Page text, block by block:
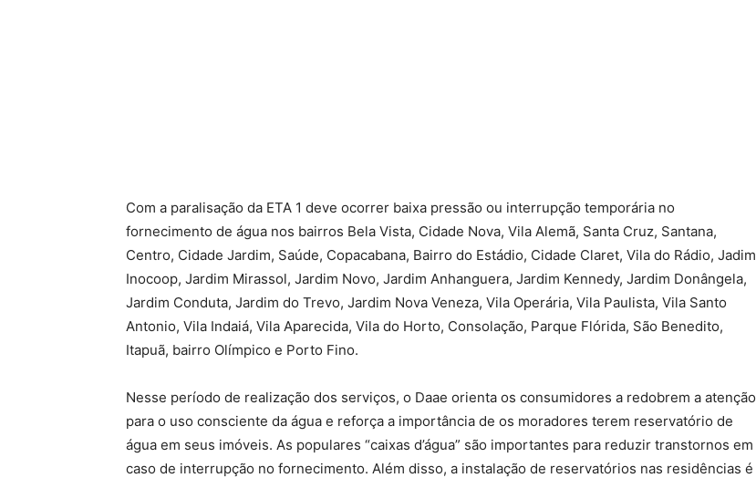
Com a paralisação da ETA 1 deve ocorrer baixa pressão ou interrupção temporária no
fornecimento de água nos bairros Bela Vista, Cidade Nova, Vila Alemã, Santa Cruz, Santana,
Centro, Cidade Jardim, Saúde, Copacabana, Bairro do Estádio, Cidade Claret, Vila do Rádio, Jadim
Inocoop, Jardim Mirassol, Jardim Novo, Jardim Anhanguera, Jardim Kennedy, Jardim Donângela,
Jardim Conduta, Jardim do Trevo, Jardim Nova Veneza, Vila Operária, Vila Paulista, Vila Santo
Antonio, Vila Indaiá, Vila Aparecida, Vila do Horto, Consolação, Parque Flórida, São Benedito,
Itapuã, bairro Olímpico e Porto Fino.
Nesse período de realização dos serviços, o Daae orienta os consumidores a redobrem a atenção
para o uso consciente da água e reforça a importância de os moradores terem reservatório de
água em seus imóveis. As populares “caixas d’água” são importantes para reduzir transtornos em
caso de interrupção no fornecimento. Além disso, a instalação de reservatórios nas residências é